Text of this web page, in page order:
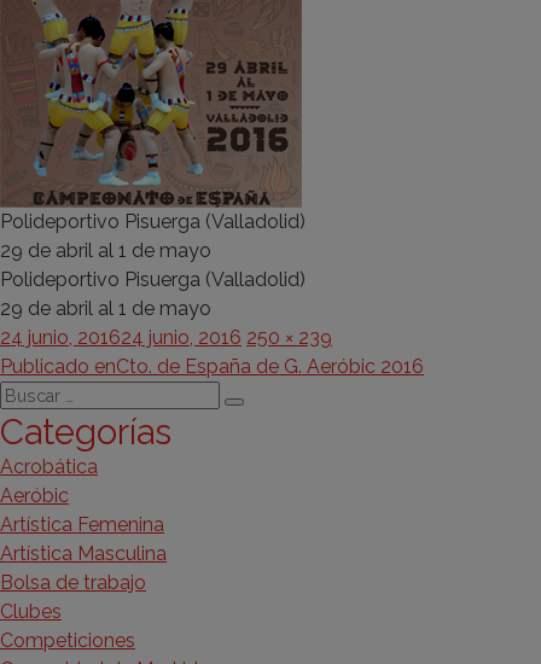
Polideportivo Pisuerga (Valladolid)
29 de abril al 1 de mayo
Polideportivo Pisuerga (Valladolid)
29 de abril al 1 de mayo
Publicado
el
24 junio, 201624 junio, 2016 Tamaño
completo
250 × 239
Navegación
de
entradas
Publicado enCto. de España de G. Aeróbic 2016
Buscar
por:
Buscar
Categorías
Acrobática
Aeróbic
Artística Femenina
Artística Masculina
Bolsa de trabajo
Clubes
Competiciones